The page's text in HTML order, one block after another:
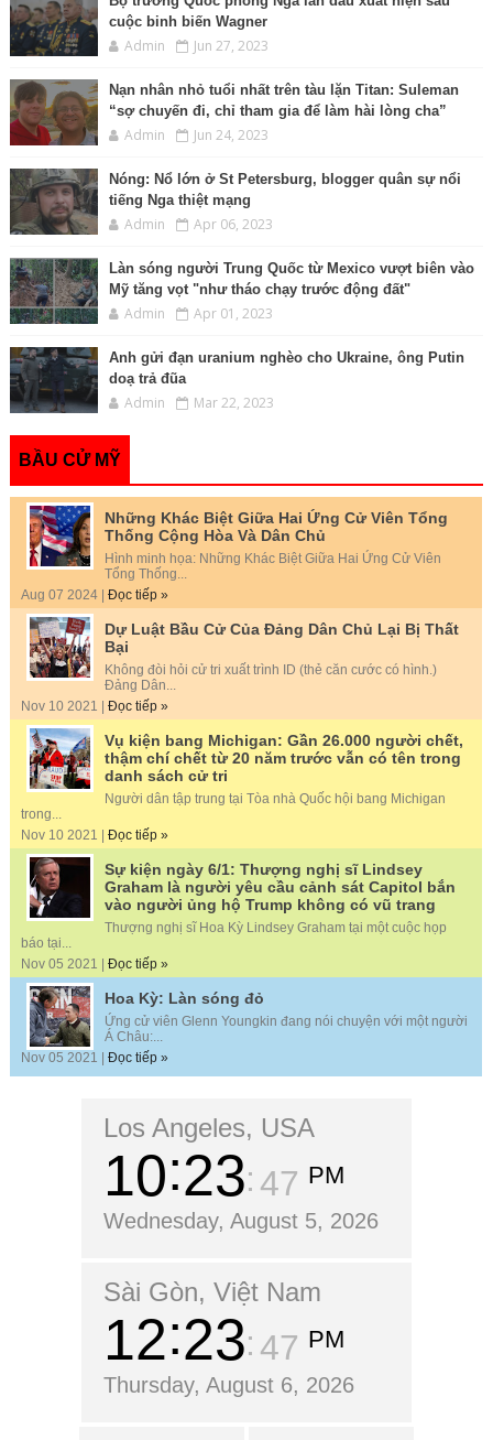
cuộc binh biến Wagner
Admin Jun 27, 2023
Nạn nhân nhỏ tuổi nhất trên tàu lặn Titan: Suleman
“sợ chuyến đi, chỉ tham gia để làm hài lòng cha”
Admin Jun 24, 2023
Nóng: Nổ lớn ở St Petersburg, blogger quân sự nổi
tiếng Nga thiệt mạng
Admin Apr 06, 2023
Làn sóng người Trung Quốc từ Mexico vượt biên vào
Mỹ tăng vọt "như tháo chạy trước động đất"
Admin Apr 01, 2023
Anh gửi đạn uranium nghèo cho Ukraine, ông Putin
doạ trả đũa
Admin Mar 22, 2023
BẦU CỬ MỸ
Những Khác Biệt Giữa Hai Ứng Cử Viên Tổng
Thống Cộng Hòa Và Dân Chủ
Hình minh họa: Những Khác Biệt Giữa Hai Ứng Cử Viên
Tổng Thống...
Aug 07 2024 | Đọc tiếp »
Dự Luật Bầu Cử Của Đảng Dân Chủ Lại Bị Thất
Bại
Không đòi hỏi cử tri xuất trình ID (thẻ căn cước có hình.)
Đảng Dân...
Nov 10 2021 | Đọc tiếp »
Vụ kiện bang Michigan: Gần 26.000 người chết,
thậm chí chết từ 20 năm trước vẫn có tên trong
danh sách cử tri
Người dân tập trung tại Tòa nhà Quốc hội bang Michigan
trong...
Nov 10 2021 | Đọc tiếp »
Sự kiện ngày 6/1: Thượng nghị sĩ Lindsey
Graham là người yêu cầu cảnh sát Capitol bắn
vào người ủng hộ Trump không có vũ trang
Thượng nghị sĩ Hoa Kỳ Lindsey Graham tại một cuộc họp
báo tại...
Nov 05 2021 | Đọc tiếp »
Hoa Kỳ: Làn sóng đỏ
Ứng cử viên Glenn Youngkin đang nói chuyện với một người
Á Châu:...
Nov 05 2021 | Đọc tiếp »
Los Angeles, USA
10 23 48 PM
Wednesday, August 5, 2026
Sài Gòn, Việt Nam
12 23 48 PM
Thursday, August 6, 2026